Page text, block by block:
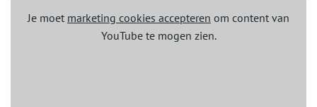
Je moet marketing cookies accepteren om content van
YouTube te mogen zien.